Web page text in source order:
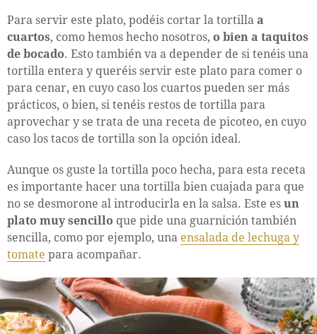
Para servir este plato, podéis cortar la tortilla a
cuartos, como hemos hecho nosotros, o bien a taquitos
de bocado. Esto también va a depender de si tenéis una
tortilla entera y queréis servir este plato para comer o
para cenar, en cuyo caso los cuartos pueden ser más
prácticos, o bien, si tenéis restos de tortilla para
aprovechar y se trata de una receta de picoteo, en cuyo
caso los tacos de tortilla son la opción ideal.
Aunque os guste la tortilla poco hecha, para esta receta
es importante hacer una tortilla bien cuajada para que
no se desmorone al introducirla en la salsa. Este es un
plato muy sencillo que pide una guarnición también
sencilla, como por ejemplo, una ensalada de lechuga y
tomate para acompañar.